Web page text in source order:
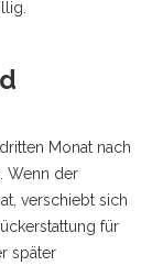
Monat nach
Wenn der
verschiebt sich
für
später